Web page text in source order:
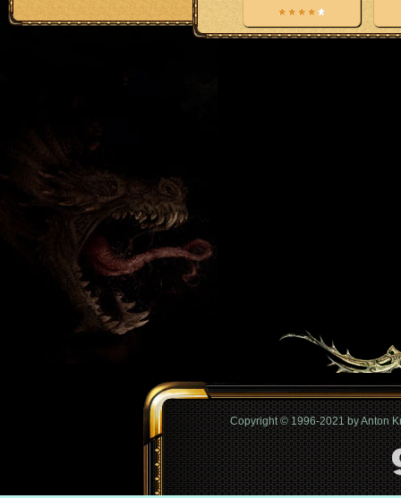
Copyright © 1996-2021 by Anton